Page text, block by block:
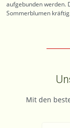
aufgebunden werden.
Sommerblumen
Mit den